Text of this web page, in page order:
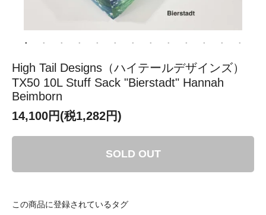
High Tail Designs（ハイテールデザインズ）
TX50 10L Stuff Sack "Bierstadt" Hannah
Beimborn
14,100円(税1,282円)
SOLD OUT
この商品に登録されているタグ